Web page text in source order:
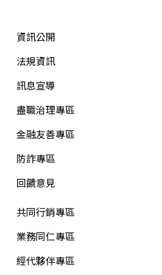
資訊公開
法規資訊
訊息宣導
盡職治理專區
金融友善專區
防詐專區
回饋意見
共同行銷專區
業務同仁專區
經代夥伴專區